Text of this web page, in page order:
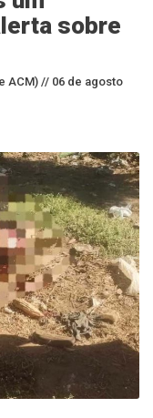
sobre
ACM) // 06 de agosto